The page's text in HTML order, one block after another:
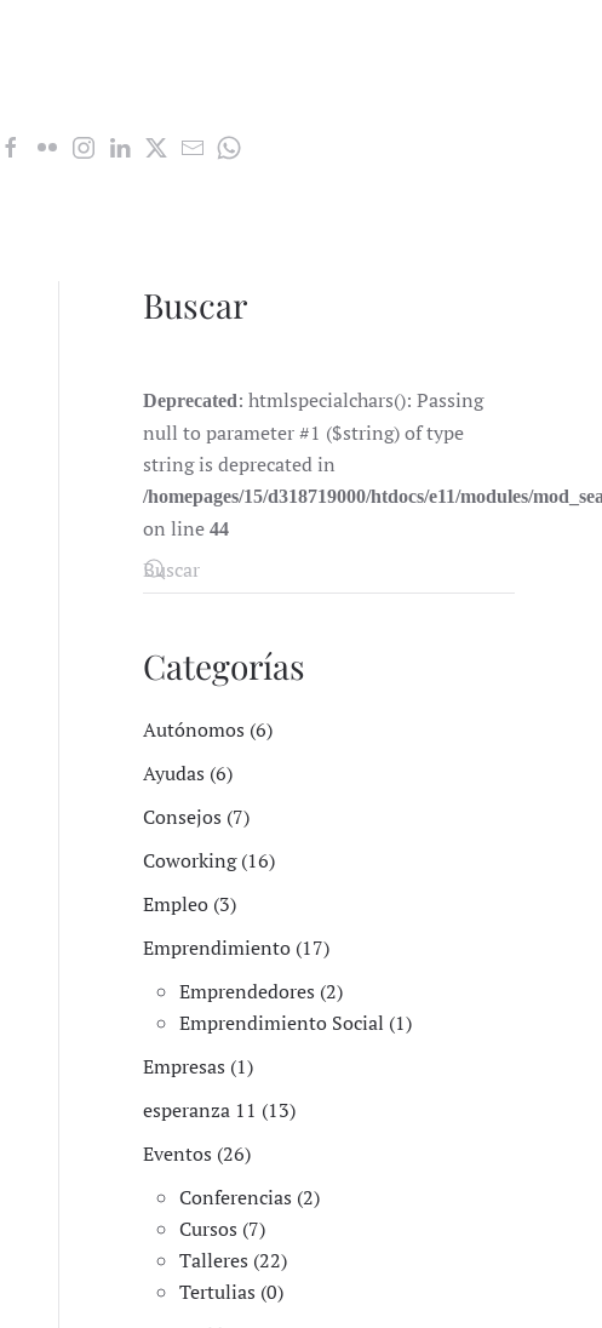
Buscar
Deprecated: htmlspecialchars(): Passing
null to parameter #1 ($string) of type
string is deprecated in
/homepages/15/d318719000/htdocs/e11/modules/
on line44
Categorías
Autónomos (6)
Ayudas (6)
Consejos (7)
Coworking (16)
Empleo (3)
Emprendimiento (17)
Emprendedores (2)
Emprendimiento Social (1)
Empresas (1)
esperanza 11 (13)
Eventos (26)
Conferencias (2)
Cursos (7)
Talleres (22)
Tertulias (0)